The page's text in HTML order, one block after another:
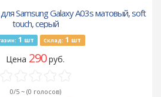
Samsung Galaxy A03s матовый, soft
touch, серый
1 шт Склад: 1 шт
Цена 290руб.
0/5 ~ (0 голосов)